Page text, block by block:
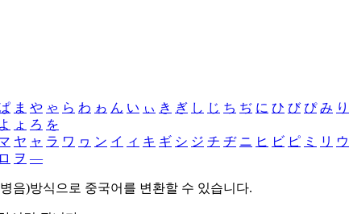
ま や ゃ ら わ ゎ ん い ぃ き ぎ し じ ち ぢ に ひ び ぴ み り
よ ょ ろ を
ヤ ャ ラ ワ ヮ ン イ ィ キ ギ シ ジ チ ヂ ニ ヒ ビ ピ ミ リ ウ
ロ ヲ ―
음)방식으로 중국어를 변환할 수 있습니다.